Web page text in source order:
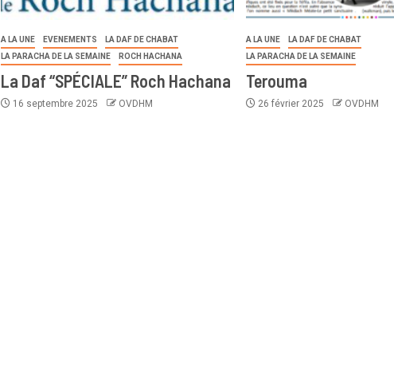
A LA UNE EVENEMENTS
LA DAF DE CHABAT
LA PARACHA DE LA SEMAINE
ROCH HACHANA
La Daf “SPÉCIALE” Roch Hachana
16 septembre 2025 OVDHM
A LA UNE
LA DAF DE CHABAT
LA PARACHA DE LA SEMAINE
Terouma
26 février 2025 OVDHM